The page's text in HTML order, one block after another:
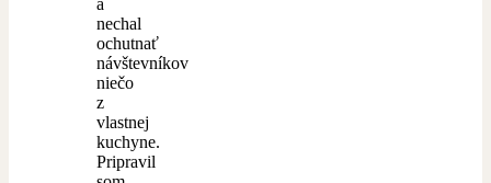
a
nechal
ochutnať
návštevníkov
niečo
z
vlastnej
kuchyne.
Pripravil